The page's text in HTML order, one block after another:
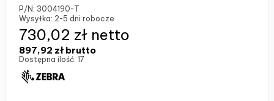
P/N: 3004190-T
Wysyłka: 2-5 dni robocze
897,92 zł brutto
730,02 zł netto
Dostępna ilość: 17